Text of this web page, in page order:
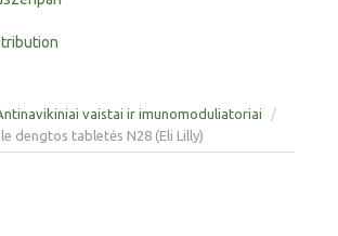
vaistai ir imunomoduliatoriai
/
dengtos tabletės N28 (Eli Lilly)